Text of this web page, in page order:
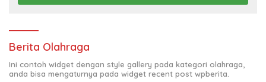
Berita Olahraga
Ini contoh widget dengan style gallery pada kategori olahraga,
anda bisa mengaturnya pada widget recent post wpberita.